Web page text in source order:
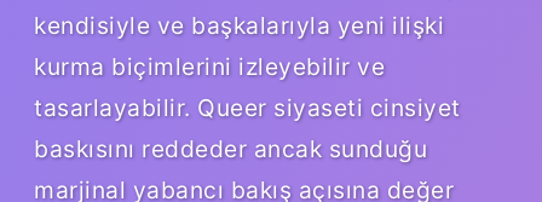
kendisiyle ve başkalarıyla yeni ilişki
kurma biçimlerini izleyebilir ve
tasarlayabilir. Queer siyaseti cinsiyet
baskısını reddeder ancak sunduğu
marjinal yabancı bakış açısına değer